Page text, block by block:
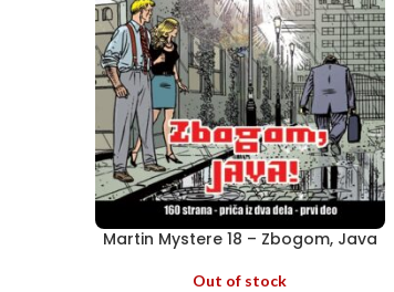
Martin Mystere 18 – Zbogom, Java
Out of stock